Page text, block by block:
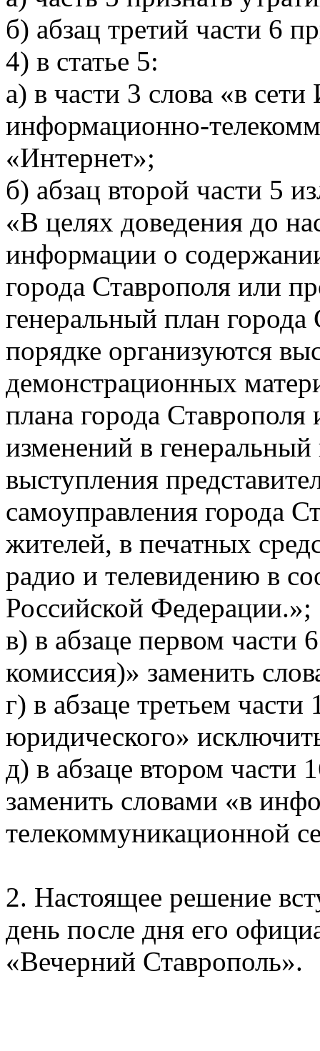
б) абзац третий части 6
4) в статье 5:
а) в части 3 слова «в
информационно-
«Интернет»;
б) абзац второй части 5
«В целях доведения до
информации о
города Ставрополя или
генеральный план города
порядке организуются
демонстрационных
плана города Ставрополя
изменений в
выступления
самоуправления города
жителей, в печатных
радио и телевидению в
Российской Федерации.»;
в) в абзаце первом части
комиссия)» заменить
г) в абзаце третьем
юридического»
д) в абзаце втором части
заменить словами «в
телекоммуникационной
2. Настоящее решение
день после дня его
«Вечерний Ставрополь».